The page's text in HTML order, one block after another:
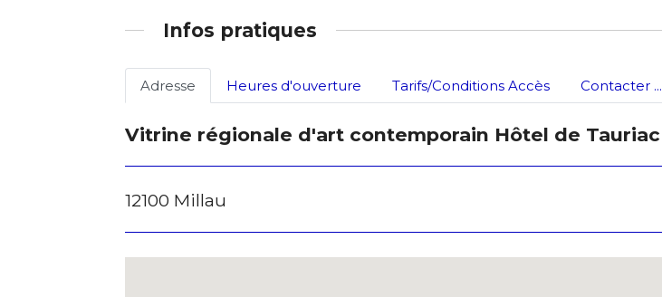
Infos pratiques
Adresse Heures d'ouverture Tarifs/Conditions Accès Contacter ...
Vitrine régionale d'art contemporain Hôtel de Tauriac
12100 Millau